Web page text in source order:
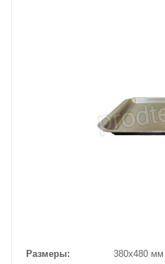
Размеры
380х480 мм